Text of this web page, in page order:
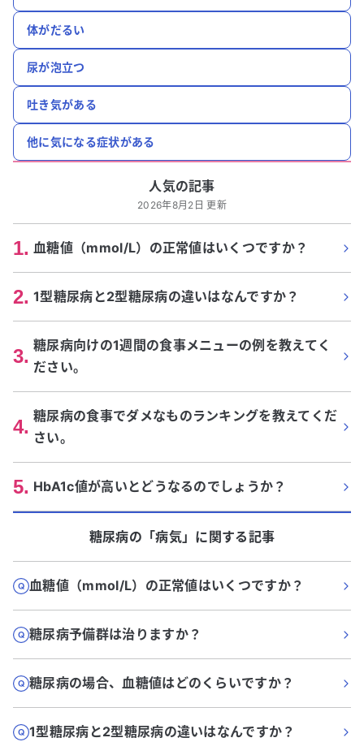
体がだるい
尿が泡立つ
吐き気がある
他に気になる症状がある
人気の記事
2026年8月2日 更新
1. 血糖値（mmol/L）の正常値はいくつですか？
2. 1型糖尿病と2型糖尿病の違いはなんですか？
3. 糖尿病向けの1週間の食事メニューの例を教えてく
ださい。
4. 糖尿病の食事でダメなものランキングを教えてくだ
さい。
5. HbA1c値が高いとどうなるのでしょうか？
糖尿病の「病気」に関する記事
血糖値（mmol/L）の正常値はいくつですか？
糖尿病予備群は治りますか？
糖尿病の場合、血糖値はどのくらいですか？
1型糖尿病と2型糖尿病の違いはなんですか？